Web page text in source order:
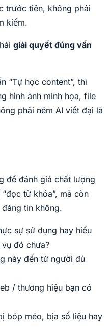
trước tiên, không phải
kiếm.
giải quyết đúng vấn
“Tự học content”, thì
hình ảnh minh họa, file
phải ném AI viết đại là
để đánh giá chất lượng
từ khóa”, mà còn
tin không.
sự sử dụng hay hiểu
đó chưa?
này đến từ người đủ
/ thương hiệu bạn có
bóp méo, bịa số liệu hay